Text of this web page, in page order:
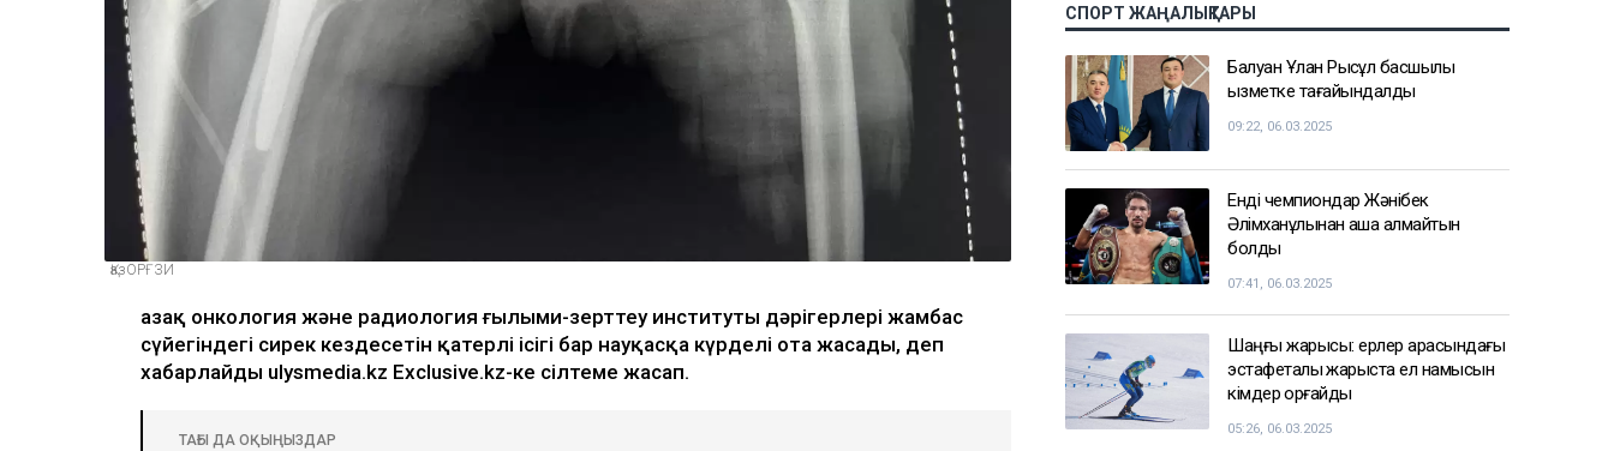
ҚазОРҒЗИ
Қазақ онкология және радиология ғылыми-зерттеу институты дәрігерлері жамбас
сүйегіндегі сирек кездесетін қатерлі ісігі бар науқасқа күрделі ота жасады, деп
хабарлайды ulysmedia.kz Exclusive.kz-ке сілтеме жасап.
ТАҒЫ ДА ОҚЫҢЫЗДАР
СПОРТ ЖАҢАЛЫҚТАРЫ
Балуан Ұлан Рысқұл басшылық
қызметке тағайындалды
09:22, 06.03.2025
Енді чемпиондар Жәнібек
Әлімханұлынан қаша алмайтын
болды
07:41, 06.03.2025
Шаңғы жарысы: ерлер арасындағы
эстафеталық жарыста ел намысын
кімдер қорғайды
05:26, 06.03.2025